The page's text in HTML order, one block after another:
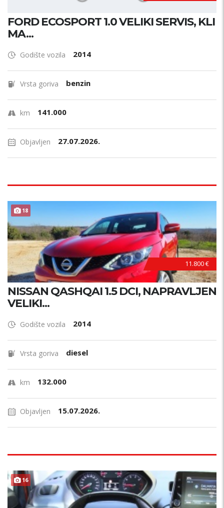
FORD ECOSPORT 1.0 VELIKI SERVIS, KLI
MA...
Godište vozila 2014
Vrsta goriva benzin
km 141.000
Objavljen 27.07.2026.
18
11.800 €
NISSAN QASHQAI 1.5 DCI, NAPRAVLJEN
VELIKI...
Godište vozila 2014
Vrsta goriva diesel
km 132.000
Objavljen 15.07.2026.
16